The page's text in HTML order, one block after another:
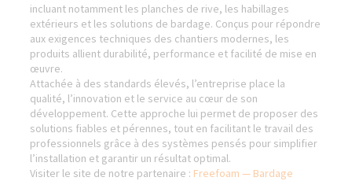
incluant notamment les planches de rive, les habillages
extérieurs et les solutions de bardage. Conçus pour répondre
aux exigences techniques des chantiers modernes, les
produits allient durabilité, performance et facilité de mise en
œuvre.
Attachée à des standards élevés, l’entreprise place la
qualité, l’innovation et le service au cœur de son
développement. Cette approche lui permet de proposer des
solutions fiables et pérennes, tout en facilitant le travail des
professionnels grâce à des systèmes pensés pour simplifier
l’installation et garantir un résultat optimal.
Visiter le site de notre partenaire : Freefoam — Bardage